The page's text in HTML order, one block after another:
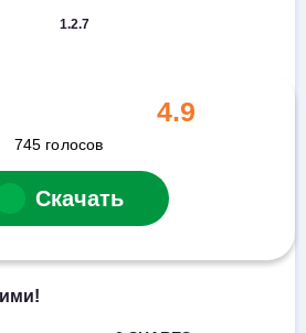
1.2.7
4.9
745 голосов
Скачать